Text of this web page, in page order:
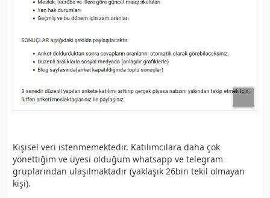
Kişisel veri istenmemektedir. Katılımcılara daha çok
yönettiğim ve üyesi olduğum whatsapp ve telegram
gruplarından ulaşılmaktadır (yaklaşık 26bin tekil olmayan
kişi).